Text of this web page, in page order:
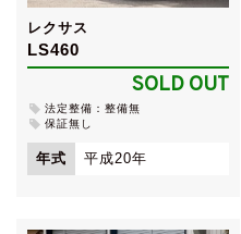
レクサス
LS460
SOLD OUT
法定整備：整備無
保証無し
年式 平成20年